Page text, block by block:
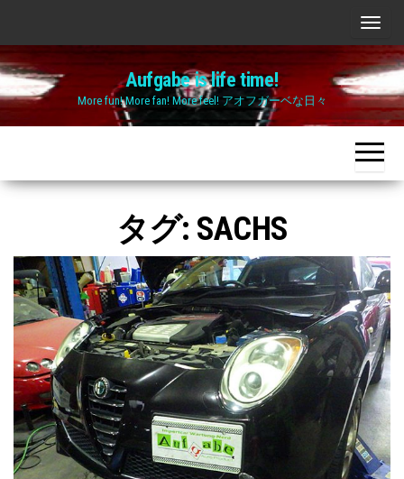
the
content
ナ
ビ
ゲ
ー
シ
ョ
ン
替
え
Aufgabe is life time!
More fun! More fan! More feel! アオフガーベな日々
タグ: SACHS